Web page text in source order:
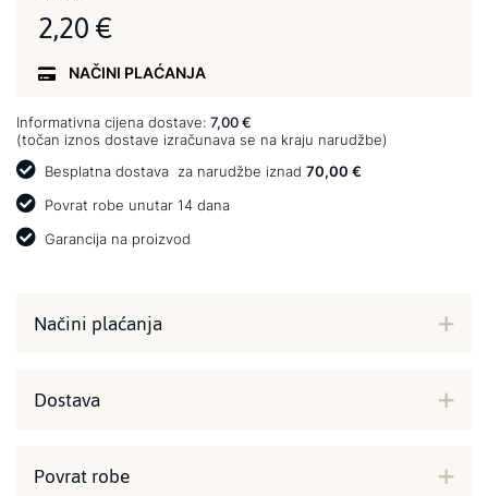
2,20 €
NAČINI PLAĆANJA
Informativna cijena dostave: 7,00 €
(točan iznos dostave izračunava se na kraju narudžbe)
Besplatna dostava za narudžbe iznad 70,00 €
Povrat robe unutar 14 dana
Garancija na proizvod
Načini plaćanja
Dostava
Povrat robe